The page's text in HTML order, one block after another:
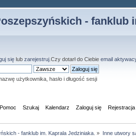
- fanklub
się lub zarejestruj .Czy dotarł do Ciebie email
użytkownika, hasło i długość sesji
Pomoc Szukaj Kalendarz Zaloguj się Rejestracja
- fanklub im. Kaprala Jedziniaka. » Inne utwory